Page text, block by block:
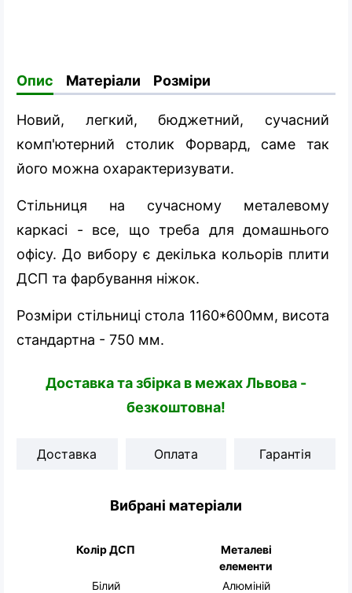
Опис Матеріали Розміри
Новий, легкий, бюджетний, сучасний
комп'ютерний столик Форвард, саме так
його можна охарактеризувати.
Стільниця на сучасному металевому
каркасі - все, що треба для домашнього
офісу. До вибору є декілька кольорів плити
ДСП та фарбування ніжок.
Розміри стільниці стола 1160*600мм, висота
стандартна - 750 мм.
Доставка та збірка в межах Львова -
безкоштовна!
Доставка Оплата Гарантія
Вибрані матеріали
Колір ДСП
Білий
Металеві
елементи
Алюміній